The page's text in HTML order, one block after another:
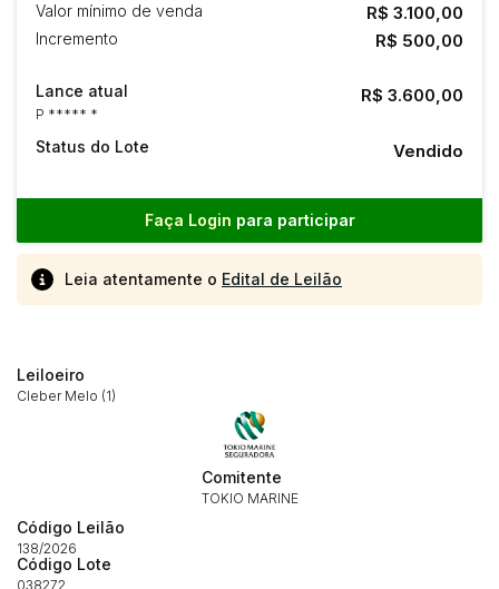
Valor mínimo de venda R$ 3.100,00
Incremento R$ 500,00
Lance atual
P ***** *
R$ 3.600,00
Status do Lote Vendido
Faça Login para participar
Leia atentamente o Edital de Leilão
Leiloeiro
Cleber Melo (1)
Comitente
TOKIO MARINE
Código Leilão
138/2026
Código Lote
038272
Envie sua Proposta
(Art. 895, CPC)
Histórico de Propostas
Habilite-se para efetuar lances ou
propostas